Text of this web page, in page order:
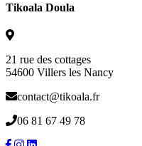
Tikoala Doula
21 rue des cottages
54600 Villers les Nancy
contact@tikoala.fr
06 81 67 49 78